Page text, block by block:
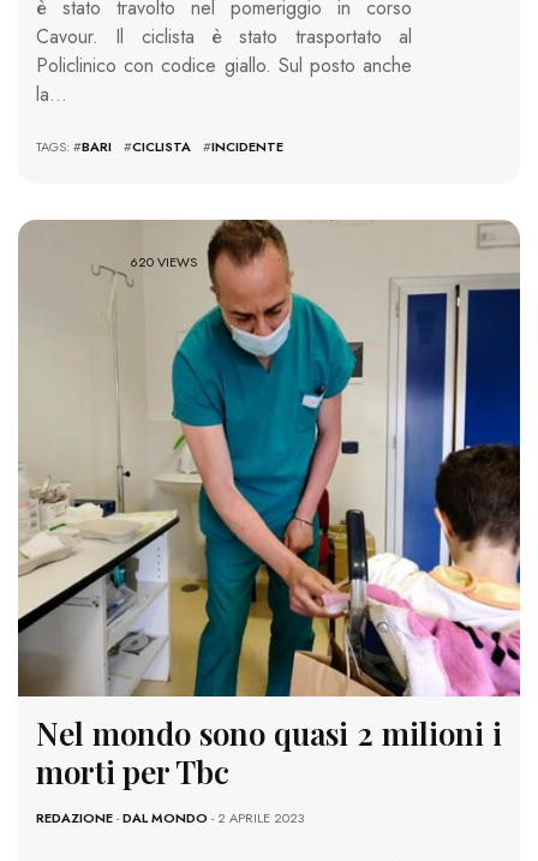
è stato travolto nel pomeriggio in corso
Cavour. Il ciclista è stato trasportato al
Policlinico con codice giallo. Sul posto anche
la…
TAGS: #BARI #CICLISTA #INCIDENTE
620 VIEWS
Nel mondo sono quasi 2 milioni i
morti per Tbc
REDAZIONE-DAL MONDO - 2 APRILE 2023